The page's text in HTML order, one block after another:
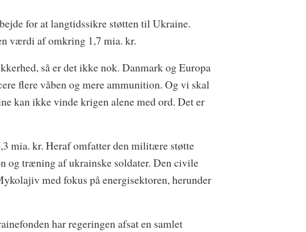
for at langtidssikre støtten til Ukraine.
værdi af omkring 1,7 mia. kr.
så er det ikke nok. Danmark og Europa
flere våben og mere ammunition. Og vi skal
kan ikke vinde krigen alene med ord. Det er
mia. kr. Heraf omfatter den militære støtte
og træning af ukrainske soldater. Den civile
med fokus på energisektoren, herunder
har regeringen afsat en samlet